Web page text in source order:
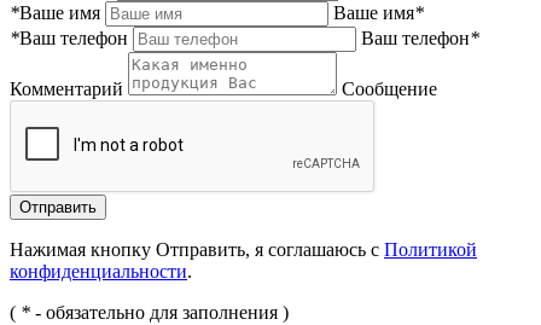
*Ваше имя Ваше имя*
*Ваш телефон Ваш телефон*
Комментарий Сообщение
Нажимая кнопку Отправить, я соглашаюсь с Политикой
конфиденциальности.
( * - обязательно для заполнения )